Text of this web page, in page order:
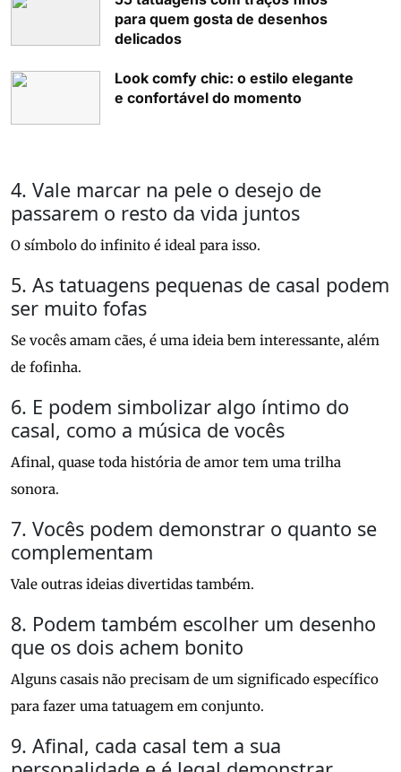
para quem gosta de desenhos
delicados
Look comfy chic: o estilo elegante
e confortável do momento
4. Vale marcar na pele o desejo de
passarem o resto da vida juntos
O símbolo do infinito é ideal para isso.
5. As tatuagens pequenas de casal podem
ser muito fofas
Se vocês amam cães, é uma ideia bem interessante, além
de fofinha.
6. E podem simbolizar algo íntimo do
casal, como a música de vocês
Afinal, quase toda história de amor tem uma trilha
sonora.
7. Vocês podem demonstrar o quanto se
complementam
Vale outras ideias divertidas também.
8. Podem também escolher um desenho
que os dois achem bonito
Alguns casais não precisam de um significado específico
para fazer uma tatuagem em conjunto.
9. Afinal, cada casal tem a sua